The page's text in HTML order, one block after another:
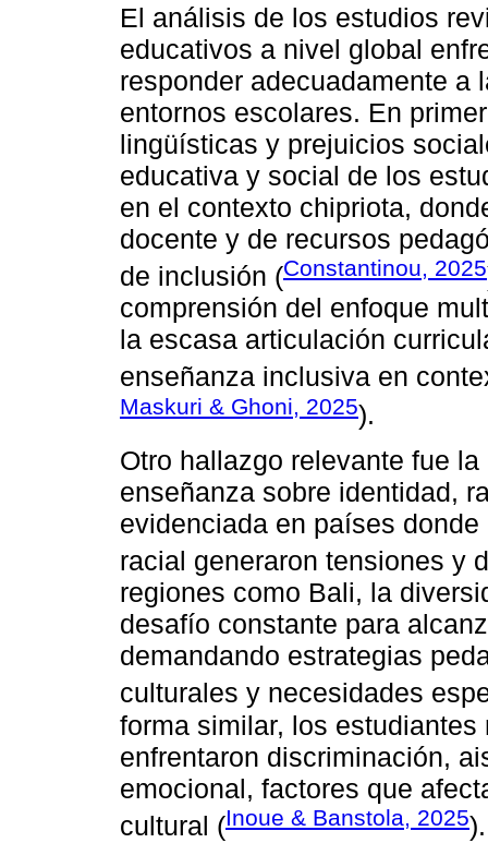
El análisis de los estudios
educativos a nivel global
responder adecuadamente a
entornos escolares. En
lingüísticas y prejuicios
educativa y social de los
en el contexto chipriota,
docente y de recursos
de inclusión (Constantinou, 2025
comprensión del enfoque
la escasa articulación
enseñanza inclusiva en
Maskuri & Ghoni, 2025).
Otro hallazgo relevante fue
enseñanza sobre identidad,
evidenciada en países
racial generaron tensiones y
regiones como Bali, la
desafío constante para
demandando estrategias
culturales y necesidades
forma similar, los
enfrentaron discriminación,
emocional, factores que
cultural (Inoue & Banstola, 2025).